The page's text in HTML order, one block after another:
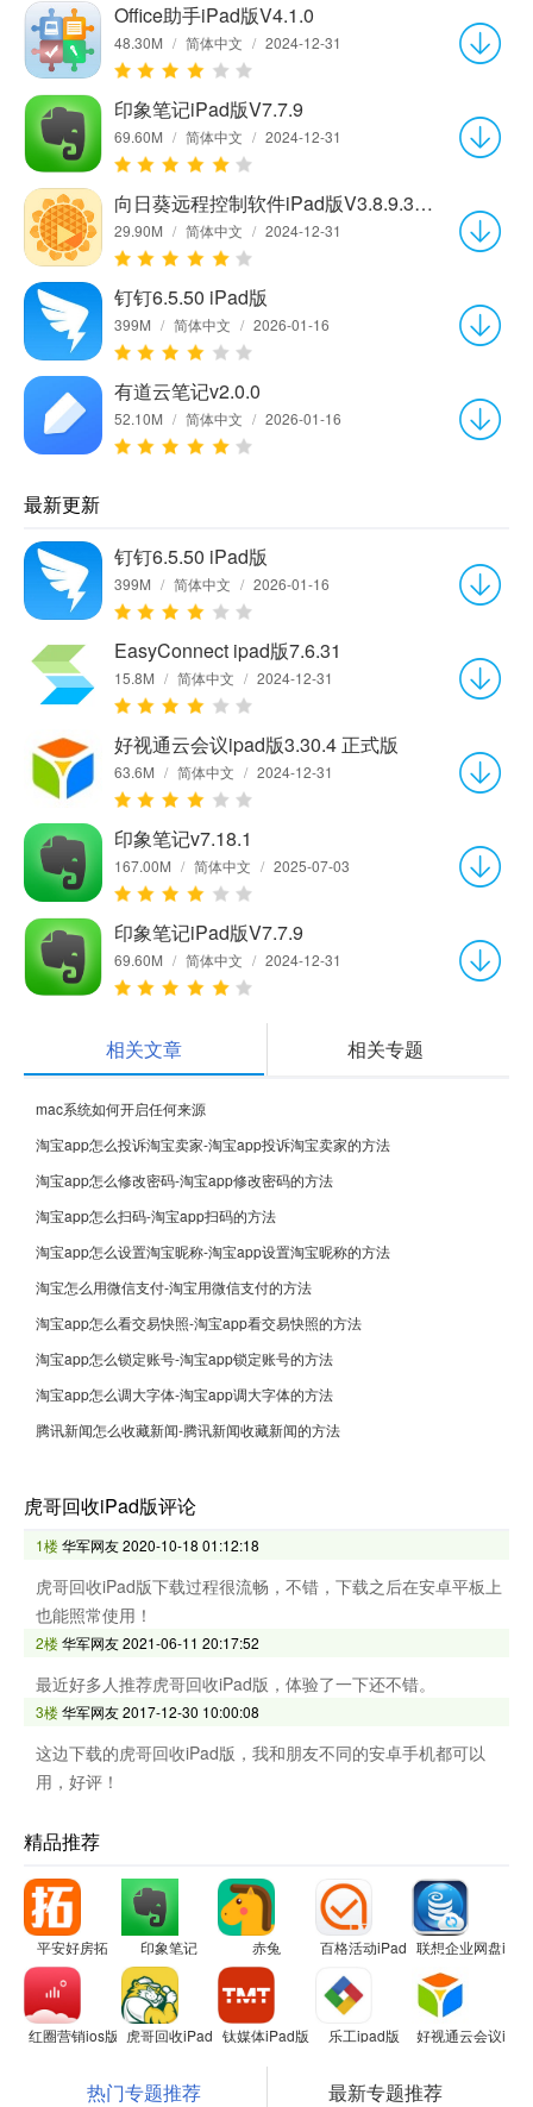
Office助手iPad版V4.1.0
48.30M / 简体中文 / 2024-12-31
印象笔记iPad版V7.7.9
69.60M / 简体中文 / 2024-12-31
向日葵远程控制软件iPad版V3.8.9.34432
29.90M / 简体中文 / 2024-12-31
钉钉6.5.50 iPad版
399M / 简体中文 / 2026-01-16
有道云笔记v2.0.0
52.10M / 简体中文 / 2026-01-16
最新更新
钉钉6.5.50 iPad版
399M / 简体中文 / 2026-01-16
EasyConnect ipad版7.6.31
15.8M / 简体中文 / 2024-12-31
好视通云会议ipad版3.30.4 正式版
63.6M / 简体中文 / 2024-12-31
印象笔记v7.18.1
167.00M / 简体中文 / 2025-07-03
印象笔记iPad版V7.7.9
69.60M / 简体中文 / 2024-12-31
相关文章 相关专题
mac系统如何开启任何来源
淘宝app怎么投诉淘宝卖家-淘宝app投诉淘宝卖家的方法
淘宝app怎么修改密码-淘宝app修改密码的方法
淘宝app怎么扫码-淘宝app扫码的方法
淘宝app怎么设置淘宝昵称-淘宝app设置淘宝昵称的方法
淘宝怎么用微信支付-淘宝用微信支付的方法
淘宝app怎么看交易快照-淘宝app看交易快照的方法
淘宝app怎么锁定账号-淘宝app锁定账号的方法
淘宝app怎么调大字体-淘宝app调大字体的方法
腾讯新闻怎么收藏新闻-腾讯新闻收藏新闻的方法
虎哥回收iPad版评论
1楼华军网友2020-10-18 01:12:18
虎哥回收iPad版下载过程很流畅，不错，下载之后在安卓平板上
也能照常使用！
2楼华军网友2021-06-11 20:17:52
最近好多人推荐虎哥回收iPad版，体验了一下还不错。
3楼华军网友2017-12-30 10:00:08
这边下载的虎哥回收iPad版，我和朋友不同的安卓手机都可以
用，好评！
精品推荐
平安好房拓 印象笔记 赤兔 百格活动iPad版联想企业网盘
红圈营销ios版 虎哥回收iPad版钛媒体iPad版 乐工ipad版 好视通云会议
热门专题推荐 最新专题推荐